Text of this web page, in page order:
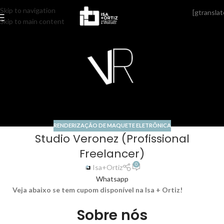
Skip to navigation
Skip to main content
17
MAIO
RENDERIZAÇÃO DE MAQUETE ELETRÔNICA
Studio Veronez (Profissional
Freelancer)
Isa+Ortiz 0
Whatsapp
Veja abaixo se tem cupom disponível na Isa + Ortiz!
Sobre nós